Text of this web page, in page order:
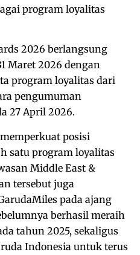
program loyalitas
2026 berlangsung
Maret 2026 dengan
program loyalitas dari
pengumuman
27 April 2026.
posisi
satu program loyalitas
Middle East &
tersebut juga
pada ajang
berhasil meraih
tahun 2025, sekaligus
Indonesia untuk terus